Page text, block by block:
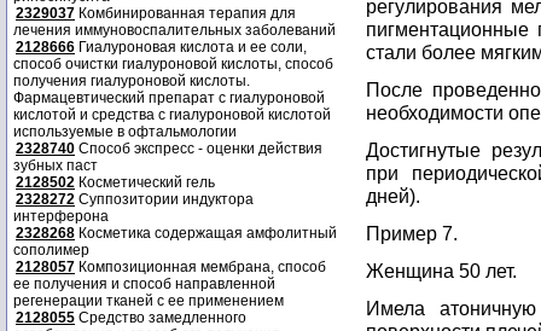
2329037 Комбинированная терапия для
лечения иммуновоспалительных заболеваний
2128666 Гиалуроновая кислота и ее соли,
способ очистки гиалуроновой кислоты, способ
получения гиалуроновой кислоты.
Фармацевтический препарат с гиалуроновой
кислотой и средства с гиалуроновой кислотой
используемые в офтальмологии
2328740 Способ экспресс - оценки действия
зубных паст
2128502 Косметический гель
2328272 Суппозитории индуктора
интерферона
2328268 Косметика содержащая амфолитный
сополимер
2128057 Композиционная мембрана, способ
ее получения и способ направленной
регенерации тканей с ее применением
2128055 Средство замедленного
регулирования
стали более
После
необходимости
Достигнутые
при
дней).
Пример 7.
Женщина 50 лет.
Имела